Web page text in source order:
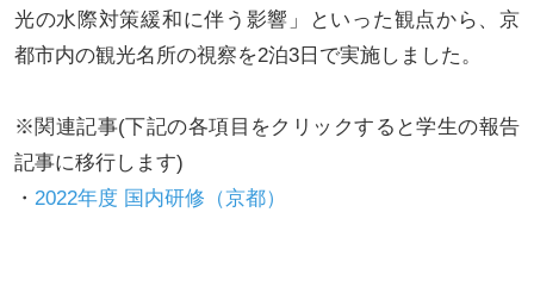
光の水際対策緩和に伴う影響」といった観点から、京
都市内の観光名所の視察を2泊3日で実施しました。
※関連記事(下記の各項目をクリックすると学生の報告
記事に移行します)
・ 2022年度 国内研修（京都）